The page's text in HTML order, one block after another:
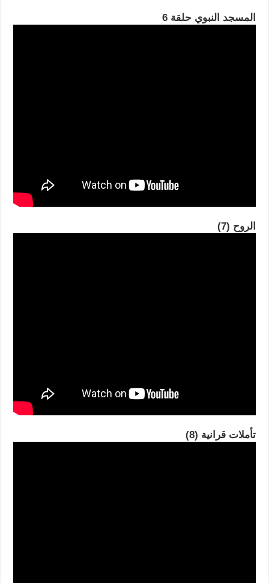
المسجد النبوي حلقة 6
الروح (7)
تأملات قرانية (8)